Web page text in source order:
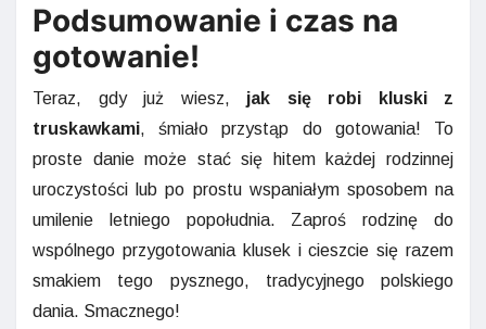
Podsumowanie i czas na
gotowanie!
Teraz, gdy już wiesz, jak się robi kluski z
truskawkami, śmiało przystąp do gotowania! To
proste danie może stać się hitem każdej rodzinnej
uroczystości lub po prostu wspaniałym sposobem na
umilenie letniego popołudnia. Zaproś rodzinę do
wspólnego przygotowania klusek i cieszcie się razem
smakiem tego pysznego, tradycyjnego polskiego
dania. Smacznego!